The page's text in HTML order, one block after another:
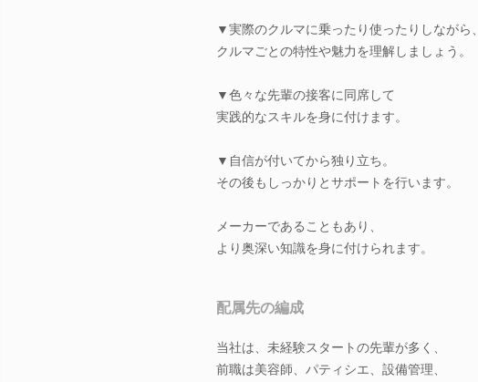
▼実際のクルマに乗ったり使ったりしながら、
クルマごとの特性や魅力を理解しましょう。
▼色々な先輩の接客に同席して
実践的なスキルを身に付けます。
▼自信が付いてから独り立ち。
その後もしっかりとサポートを行います。
メーカーであることもあり、
より奥深い知識を身に付けられます。
配属先の編成
当社は、未経験スタートの先輩が多く、
前職は美容師、パティシエ、設備管理、